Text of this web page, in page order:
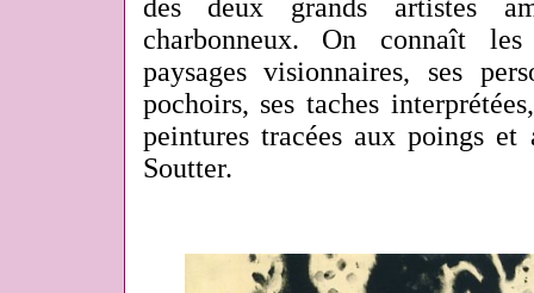
des deux grands artistes
charbonneux. On connaît
paysages visionnaires, ses
pochoirs, ses taches
peintures tracées aux poings
Soutter.